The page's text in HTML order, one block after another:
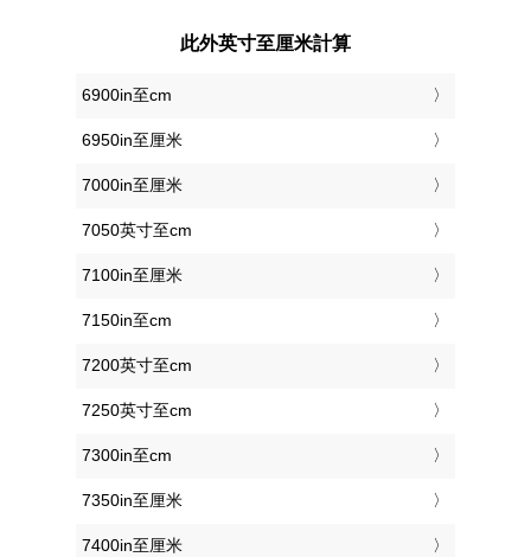
此外英寸至厘米計算
6900in至cm
6950in至厘米
7000in至厘米
7050英寸至cm
7100in至厘米
7150in至cm
7200英寸至cm
7250英寸至cm
7300in至cm
7350in至厘米
7400in至厘米